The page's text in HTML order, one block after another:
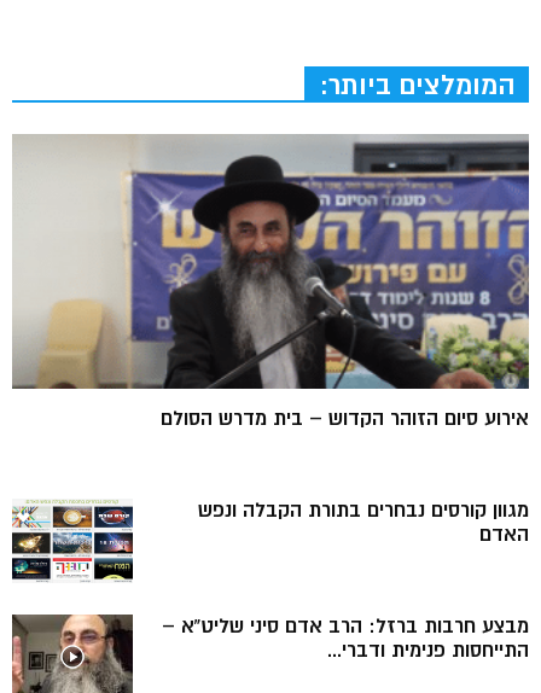
המומלצים ביותר:
אירוע סיום הזוהר הקדוש – בית מדרש הסולם
מגוון קורסים נבחרים בתורת הקבלה ונפש
האדם
מבצע חרבות ברזל: הרב אדם סיני שליט”א –
התייחסות פנימית ודברי...